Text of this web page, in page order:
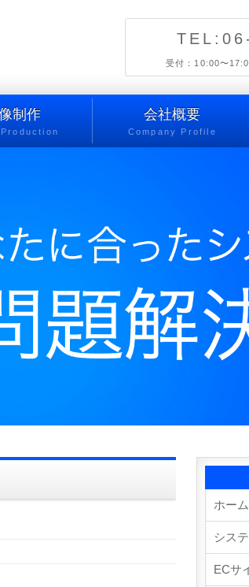
受付：10:00〜
制作 会社概要
Company Profile
ホーム
シス
ECサ